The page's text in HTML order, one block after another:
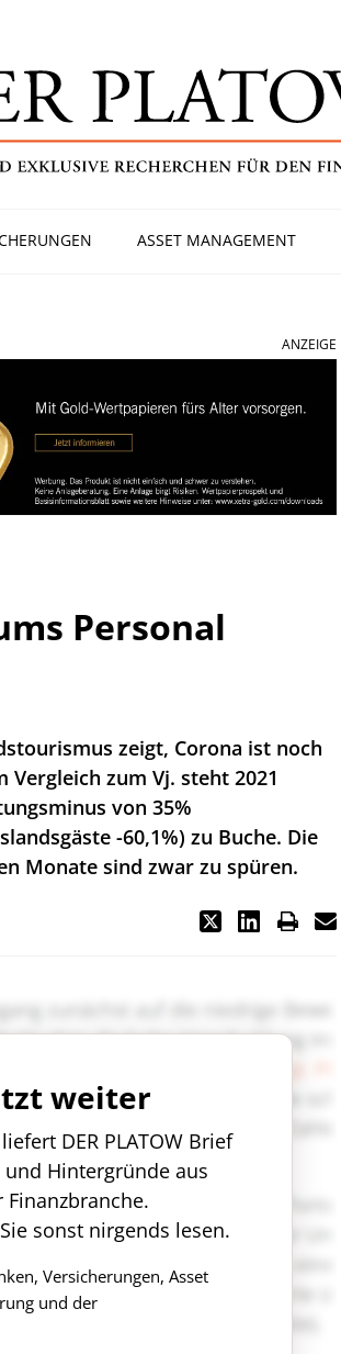
ASSET MANAGEMENT
ANZEIGE
Personal
zeigt, Corona ist noch
Vergleich zum Vj. steht 2021
von 35%
-60,1%) zu Buche. Die
Monate sind zwar zu spüren.
weiter
DER PLATOW Brief
Hintergründe aus
Finanzbranche.
sonst nirgends lesen.
Versicherungen, Asset
und der